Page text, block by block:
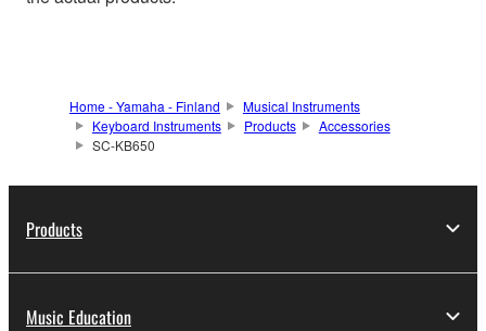
Home - Yamaha - Finland
Musical Instruments
Keyboard Instruments
Products
Accessories
SC-KB650
Products
Music Education